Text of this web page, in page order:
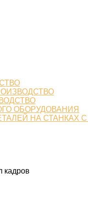
ОБОРУДОВАНИЯ
НА СТАНКАХ
кадров